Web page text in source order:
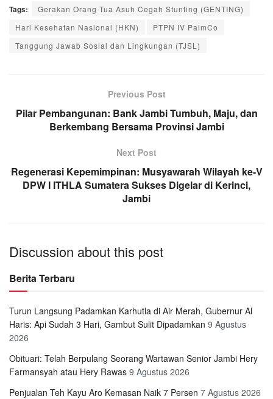
Tags:
Gerakan Orang Tua Asuh Cegah Stunting (GENTING)
Hari Kesehatan Nasional (HKN)
PTPN IV PalmCo
Tanggung Jawab Sosial dan Lingkungan (TJSL)
Previous Post
Pilar Pembangunan: Bank Jambi Tumbuh, Maju, dan
Berkembang Bersama Provinsi Jambi
Next Post
Regenerasi Kepemimpinan: Musyawarah Wilayah ke-V
DPW I ITHLA Sumatera Sukses Digelar di Kerinci,
Jambi
Discussion about this post
Berita Terbaru
Turun Langsung Padamkan Karhutla di Air Merah, Gubernur Al
Haris: Api Sudah 3 Hari, Gambut Sulit Dipadamkan 9 Agustus
2026
Obituari: Telah Berpulang Seorang Wartawan Senior Jambi Hery
Farmansyah atau Hery Rawas 9 Agustus 2026
Penjualan Teh Kayu Aro Kemasan Naik 7 Persen 7 Agustus 2026